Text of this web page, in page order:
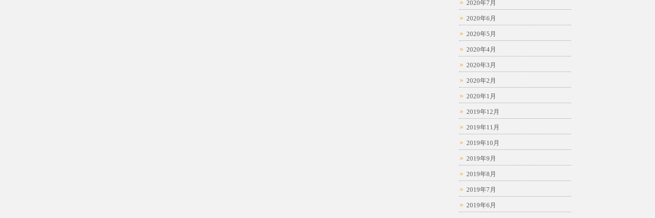
2020年7月
2020年6月
2020年5月
2020年4月
2020年3月
2020年2月
2020年1月
2019年12月
2019年11月
2019年10月
2019年9月
2019年8月
2019年7月
2019年6月